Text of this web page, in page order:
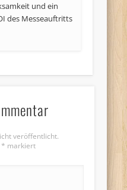
und ein
des Messeauftritts
veröffentlicht.
* markiert